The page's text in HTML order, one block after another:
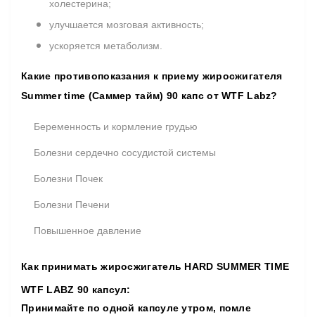
холестерина;
улучшается мозговая активность;
ускоряется метаболизм.
Какие противопоказания к приему жиросжигателя
Summer time (Саммер тайм) 90 капс от WTF Labz?
Беременность и кормление грудью
Болезни сердечно сосудистой системы
Болезни Почек
Болезни Печени
Повышенное давление
Как принимать жиросжигатель HARD SUMMER TIME
WTF LABZ 90 капсул:
Принимайте по одной капсуле утром, помле